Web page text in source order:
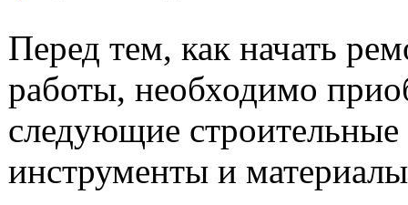
Перед тем, как начать
работы, необходимо
следующие строительные
инструменты и